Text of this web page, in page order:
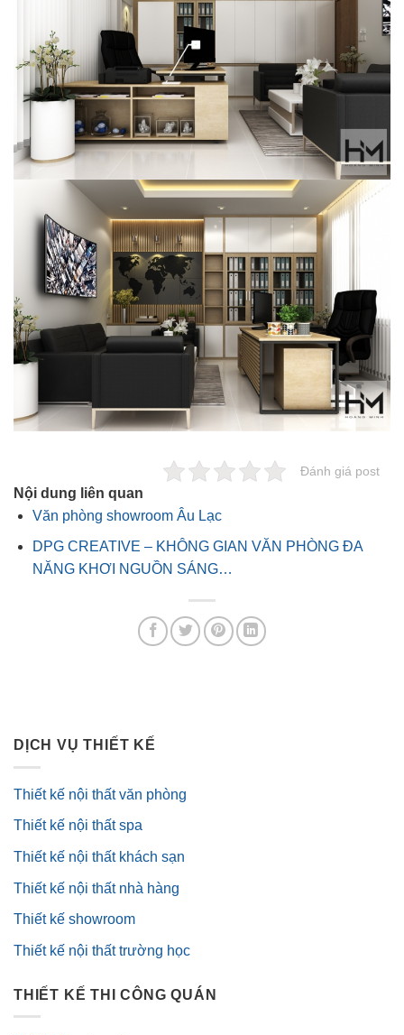
Đánh giá post
Nội dung liên quan
Văn phòng showroom Âu Lạc
DPG CREATIVE – KHÔNG GIAN VĂN PHÒNG ĐA
NĂNG KHƠI NGUỒN SÁNG…
DỊCH VỤ THIẾT KẾ
Thiết kế nội thất văn phòng
Thiết kế nội thất spa
Thiết kế nội thất khách sạn
Thiết kế nội thất nhà hàng
Thiết kế showroom
Thiết kế nội thất trường học
THIẾT KẾ THI CÔNG QUÁN